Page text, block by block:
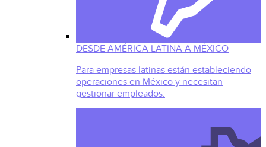
DESDE AMÉRICA LATINA A MÉXICO
Para empresas latinas están estableciendo
operaciones en México y necesitan
gestionar empleados.